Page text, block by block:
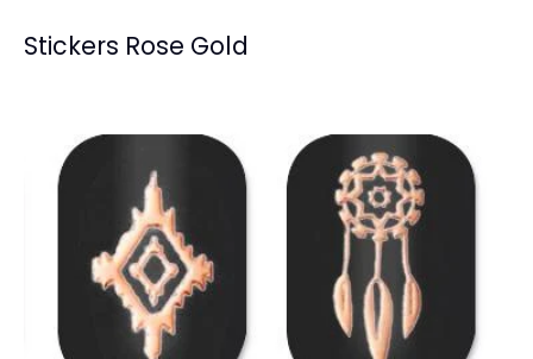
+BASE RUBBER+
BASICOS (primer, base, top, resinas)
*****EFECTOS EN GEL**** EFECTOS ESPEJO METALICOS
DECORACIONES (Glitter, Foil, Estoperoles...)
Stickers Rose Gold